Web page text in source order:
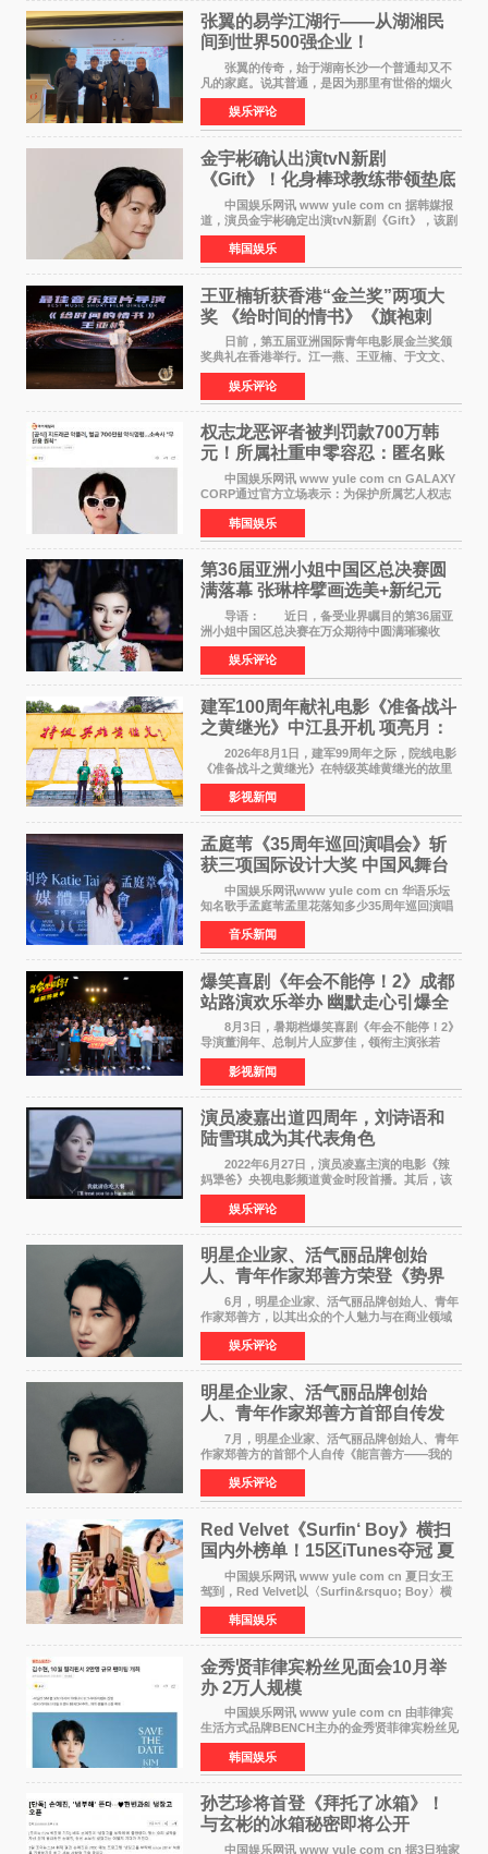
张翼的易学江湖行——从湖湘民
间到世界500强企业！
张翼的传奇，始于湖南长沙一个普通却又不
凡的家庭。说其普通，是因为那里有世俗的烟火
气；说其不凡，是因为家中有一位洞悉天地玄机
的长者——他的爷爷。作为当地的风水师，爷爷
是张翼走进易学
娱乐评论
金宇彬确认出演tvN新剧
《Gift》！化身棒球教练带领垫底
球队逆袭
中国娱乐网讯 www yule com cn 据韩媒报
道，演员金宇彬确定出演tvN新剧《Gift》，该剧
预计将于下半年播出，引发观众高度期待。
本剧改编自同名网络漫画，讲述一位经历意外事
故后获得特殊
韩国娱乐
王亚楠斩获香港“金兰奖”两项大
奖 《给时间的情书》《旗袍刺
客》双双获肯定
日前，第五届亚洲国际青年电影展金兰奖颁
奖典礼在香港举行。江一燕、王亚楠、于文文、
李东学等知名演员出席活动。著名演员、导演王
亚楠凭借音乐故事片《给时间的情书》和院线电
影《旗袍刺客》
娱乐评论
权志龙恶评者被判罚款700万韩
元！所属社重申零容忍：匿名账
号也难逃刑责
中国娱乐网讯 www yule com cn GALAXY
CORP通过官方立场表示：为保护所属艺人权志
龙的名誉和权益，将持续对网络上发生的名誉损
害、散布虚假事实、侮辱、恶意诽谤等行为采取
法律应对措施。
韩国娱乐
第36届亚洲小姐中国区总决赛圆
满落幕 张琳梓擘画选美+新纪元
导语： 近日，备受业界瞩目的第36届亚
洲小姐中国区总决赛在万众期待中圆满璀璨收
官。整场盛典汇聚万千芳华，不仅完成了新一届
美丽代言人的加冕选拔，更在行业发展层面带来
颠覆性突破。活动
娱乐评论
建军100周年献礼电影《准备战斗
之黄继光》中江县开机 项亮月：
以光影为笔，书写英雄赞歌
2026年8月1日，建军99周年之际，院线电影
《准备战斗之黄继光》在特级英雄黄继光的故里
——四川省德阳市中江县黄继光出生地正式开
机。本片出品人、总制片人项亮月主持开机仪
式，&zwnj;特级英雄
影视新闻
孟庭苇《35周年巡回演唱会》斩
获三项国际设计大奖 中国风舞台
美学获全球认可
中国娱乐网讯www yule com cn 华语乐坛
知名歌手孟庭苇孟里花落知多少35周年巡回演唱
会再传喜讯。该演唱会先后荣获美国MUSE
Creative Awards白金奖（Platinum Winner）、
英国London Design
音乐新闻
爆笑喜剧《年会不能停！2》成都
站路演欢乐举办 幽默走心引爆全
场共鸣
8月3日，暑期档爆笑喜剧《年会不能停！2》
导演董润年、总制片人应萝佳，领衔主演张若
昀、白客，惊喜出演庄达菲，特别主演孙艺洲，
特别出演田雨，友情出演欧阳奋强出席成都路
演，与观众近距离互
影视新闻
演员凌嘉出道四周年，刘诗语和
陆雪琪成为其代表角色
2022年6月27日，演员凌嘉主演的电影《辣
妈犟爸》央视电影频道黄金时段首播。其后，该
电影在央视电影频道多次复播（2022年8月10
日，2022年9月30日，2023年7月17日，2025年7
月14日）。除了多次复
娱乐评论
明星企业家、活气丽品牌创始
人、青年作家郑善方荣登《势界
POWERCIRCLES》6月刊
6月，明星企业家、活气丽品牌创始人、青年
作家郑善方，以其出众的个人魅力与在商业领域
的卓越建树，成功登上《势界
POWERCIRCLES》，展现了他在时尚与商业领
域的双重影响力。 明星企业家、青
娱乐评论
明星企业家、活气丽品牌创始
人、青年作家郑善方首部自传发
布， 书写跨界创业者的成长答卷
7月，明星企业家、活气丽品牌创始人、青年
作家郑善方的首部个人自传《能言善方——我的
跨界人生》正式发行。这本书以他的人生轨迹为
脉络，首次完整公开了从逐梦少年到横跨美业、
公益等多领域的
娱乐评论
Red Velvet《Surfin‘ Boy》横扫
国内外榜单！15区iTunes夺冠 夏
日女王强势回归
中国娱乐网讯 www yule com cn 夏日女王
驾到，Red Velvet以〈Surfin&rsquo; Boy〉横
扫国内外榜单，获得音乐粉丝的热烈反响。
Red Velvet于3日发行了夏日迷你专辑《Velvet
Summer》，
韩国娱乐
金秀贤菲律宾粉丝见面会10月举
办 2万人规模
中国娱乐网讯 www yule com cn 由菲律宾
生活方式品牌BENCH主办的金秀贤菲律宾粉丝见
面会，将于10月2日在马尼拉SM Mall of
Asia（MOA）竞技场举行，预计规模达2万人。
这也是金秀贤自去年陷
韩国娱乐
孙艺珍将首登《拜托了冰箱》！
与玄彬的冰箱秘密即将公开
中国娱乐网讯 www yule com cn 据3日独家